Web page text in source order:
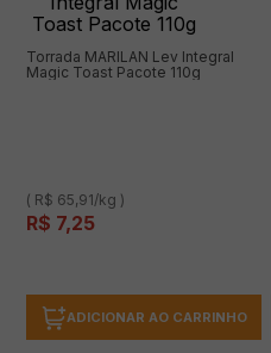
Torrada MARILAN Lev Integral
Magic Toast Pacote 110g
( R$ 65,91/kg )
R$ 7,25
ADICIONAR AO CARRINHO